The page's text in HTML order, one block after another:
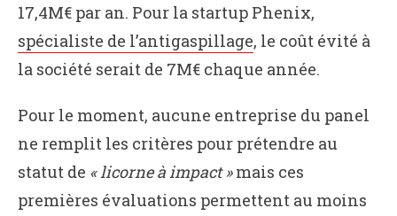
17,4M€ par an. Pour la startup Phenix,
spécialiste de l’antigaspillage, le coût évité à
la société serait de 7M€ chaque année.
Pour le moment, aucune entreprise du panel
ne remplit les critères pour prétendre au
statut de « licorne à impact »mais ces
premières évaluations permettent au moins